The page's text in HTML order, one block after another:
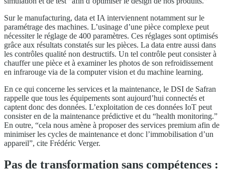
Sur le manufacturing, data et IA interviennent notamment sur le
paramétrage des machines. L’usinage d’une pièce complexe peut
nécessiter le réglage de 400 paramètres. Ces réglages sont optimisés
grâce aux résultats constatés sur les pièces. La data entre aussi dans
les contrôles qualité non destructifs. Un tel contrôle peut consister à
chauffer une pièce et à examiner les photos de son refroidissement
en infrarouge via de la computer vision et du machine learning.
En ce qui concerne les services et la maintenance, le DSI de Safran
rappelle que tous les équipements sont aujourd’hui connectés et
captent donc des données. L’exploitation de ces données IoT peut
consister en de la maintenance prédictive et du “health monitoring.”
En outre, “cela nous amène à proposer des services premium afin de
minimiser les cycles de maintenance et donc l’immobilisation d’un
appareil”, cite Frédéric Verger.
Pas de transformation sans compétences :